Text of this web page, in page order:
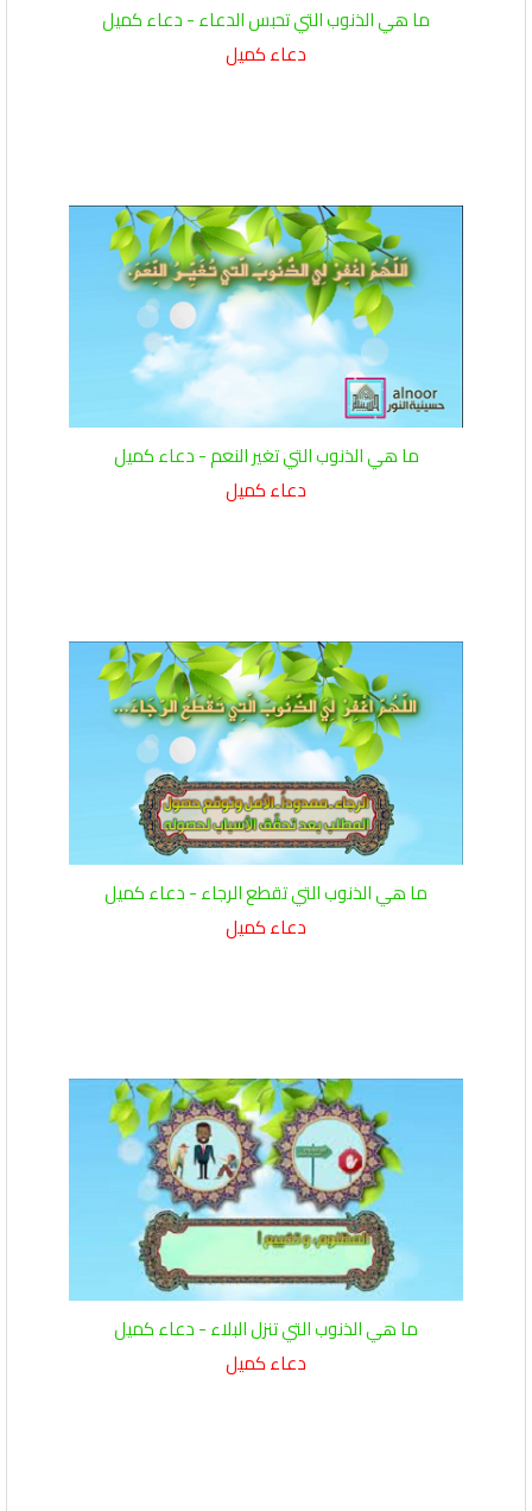
ما هي الذنوب التي تحبس الدعاء - دعاء كميل
دعاء كميل
ما هي الذنوب التي تغير النعم - دعاء كميل
دعاء كميل
ما هي الذنوب التي تقطع الرجاء - دعاء كميل
دعاء كميل
ما هي الذنوب التي تنزل البلاء - دعاء كميل
دعاء كميل